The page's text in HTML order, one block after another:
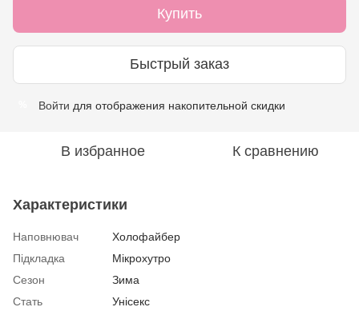
Купить
Быстрый заказ
Войти для отображения накопительной скидки
В избранное К сравнению
Характеристики
Наповнювач
Холофайбер
Підкладка
Мікрохутро
Сезон
Зима
Стать
Унісекс